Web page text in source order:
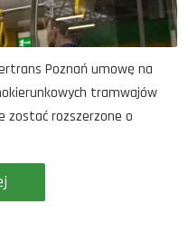
Poznań umowę na
tramwajów
zostać rozszerzone o